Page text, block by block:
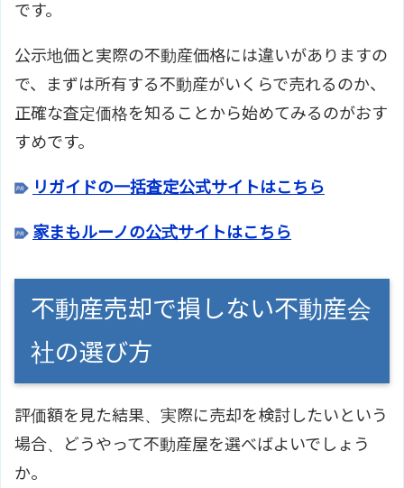
です。
公示地価と実際の不動産価格には違いがありますの
で、まずは所有する不動産がいくらで売れるのか、
正確な査定価格を知ることから始めてみるのがおす
すめです。
リガイドの一括査定公式サイトはこちら
家まもルーノの公式サイトはこちら
不動産売却で損しない不動産会
社の選び方
評価額を見た結果、実際に売却を検討したいという
場合、どうやって不動産屋を選べばよいでしょう
か。